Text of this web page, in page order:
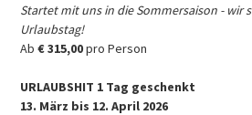
Startet mit uns in die Sommersaison - wir
Urlaubstag!
Ab € 315,00pro Person
URLAUBSHIT 1 Tag geschenkt
13. März bis 12. April 2026